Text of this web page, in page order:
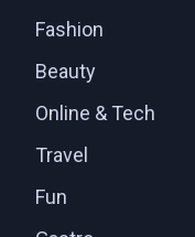
Fashion
Beauty
Online & Tech
Travel
Fun